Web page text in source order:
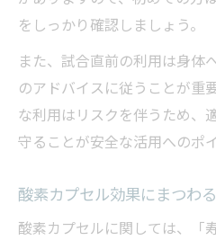
をしっかり確認しましょう。
また、試合直前の利用は身体
のアドバイスに従うことが重
な利用はリスクを伴うため、
守ることが安全な活用へのポ
酸素カプセル効果にまつわ
酸素カプセルに関しては、「